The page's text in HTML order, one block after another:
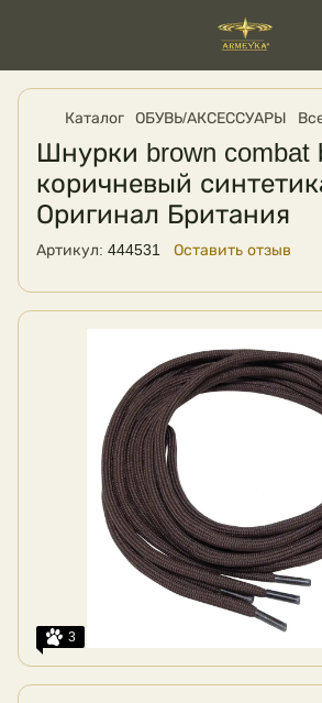
Каталог ОБУВЬ/АКСЕССУАРЫ
Шнурки brown combat
коричневый
Оригинал Британия
Артикул: 444531 Оставить отзыв
3